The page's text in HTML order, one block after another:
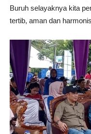
Buruh selayaknya kita
tertib, aman dan